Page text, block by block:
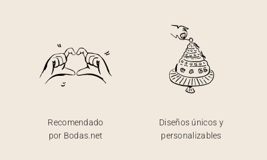
Recomendado
por Bodas.net
Diseños únicos y
personalizables